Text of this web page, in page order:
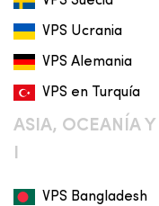
VPS Ucrania
VPS Alemania
VPS en Turquía
ASIA, OCEANÍA
I
VPS Bangladesh